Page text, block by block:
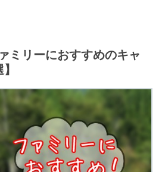
ミリーにおすすめのキャ